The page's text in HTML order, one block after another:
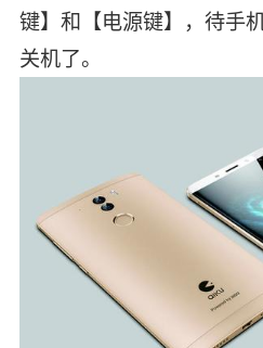
键】和【电源键】，待手
关机了。